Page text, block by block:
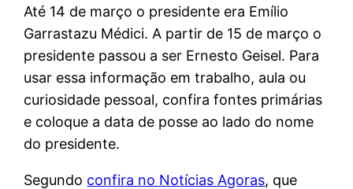
Até 14 de março o presidente era Emílio
Garrastazu Médici. A partir de 15 de março o
presidente passou a ser Ernesto Geisel. Para
usar essa informação em trabalho, aula ou
curiosidade pessoal, confira fontes primárias
e coloque a data de posse ao lado do nome
do presidente.
Segundo confira no Notícias Agoras, que